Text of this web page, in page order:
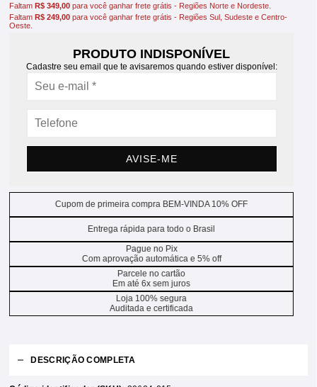
FaltamR$ 349,00 para você ganhar frete grátis - Regiões Norte e Nordeste.
FaltamR$ 249,00 para você ganhar frete grátis - Regiões Sul, Sudeste e Centro-
Oeste.
PRODUTO INDISPONÍVEL
Cadastre seu email que te avisaremos quando estiver disponível:
AVISE-ME
Cupom de primeira compra BEM-VINDA 10% OFF
Entrega rápida para todo o Brasil
Pague no Pix
Com aprovação automática e 5% off
Parcele no cartão
Em até 6x sem juros
Loja 100% segura
Auditada e certificada
DESCRIÇÃO COMPLETA